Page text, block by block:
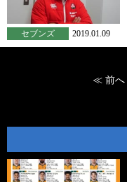
セブンズ 2019.01.09
≪ 前へ